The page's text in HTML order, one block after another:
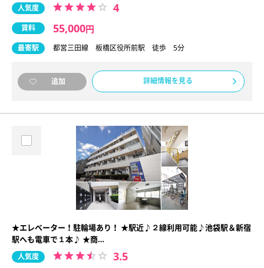
人気度 4
賃料 55,000円
最寄駅 都営三田線 板橋区役所前駅 徒歩 5分
追加 詳細情報を見る
★エレベーター！駐輪場あり！ ★駅近♪２線利用可能♪池袋駅＆新宿
駅へも電車で１本♪ ★商…
人気度 3.5